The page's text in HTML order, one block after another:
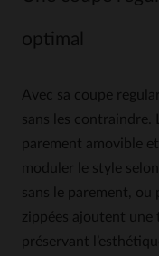
optimal
Avec sa coupe
sans les contraindre.
parement amovible
moduler le style
sans le parement, ou
zippées ajoutent
préservant